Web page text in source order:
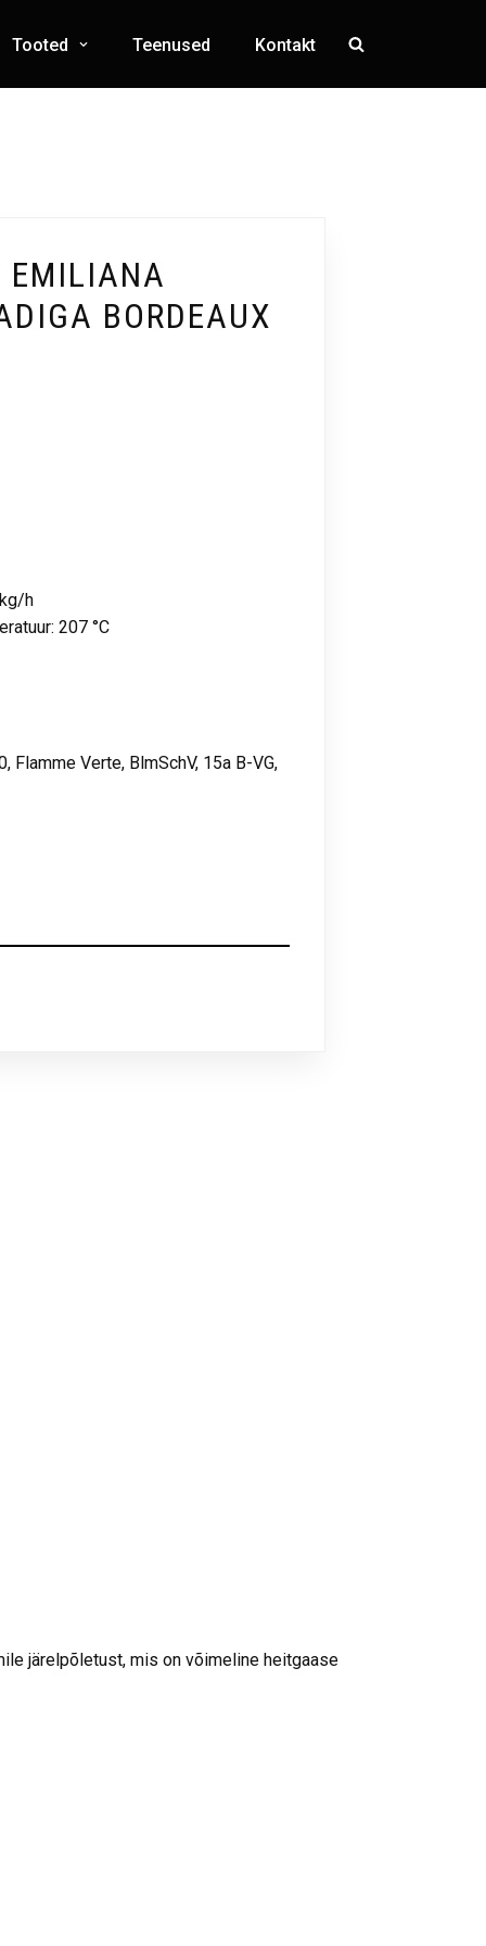
Tooted Teenused Kontakt
BORDEAUX
h
207 °C
Flamme Verte, BlmSchV, 15a B-VG,
järelpõletust, mis on võimeline heitgaase